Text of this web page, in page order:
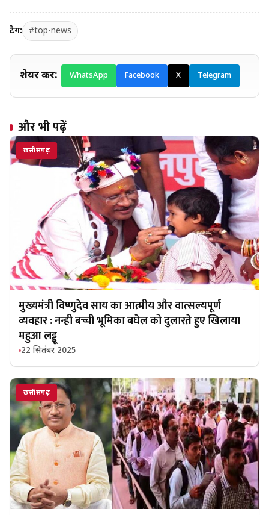
टैग: #top-news
शेयर करें: WhatsApp Facebook X Telegram
और भी पढ़ें
छत्तीसगढ़
मुख्यमंत्री विष्णुदेव साय का आत्मीय और वात्सल्यपूर्ण
व्यवहार : नन्ही बच्ची भूमिका बघेल को दुलारते हुए खिलाया
महुआ लड्डू
22 सितंबर 2025
छत्तीसगढ़